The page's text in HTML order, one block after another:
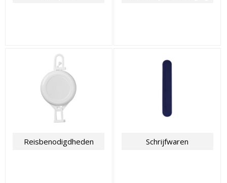
Reisbenodigdheden Schrijfwaren